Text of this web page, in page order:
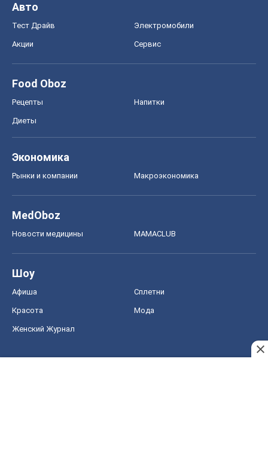
Авто
Тест Драйв Электромобили
Акции Сервис
Food Oboz
Рецепты Напитки
Диеты
Экономика
Рынки и компании Mакроэкономика
MedOboz
Новости медицины MAMACLUB
Шоу
Афиша Сплетни
Красота Мода
Женский Журнал